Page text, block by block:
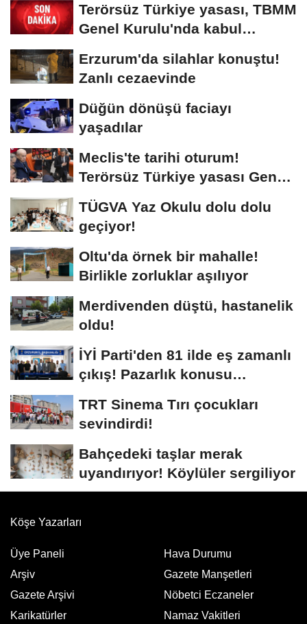
Terörsüz Türkiye yasası, TBMM
Genel Kurulu'nda kabul
Erzurum'da silahlar konuştu!
Zanlı cezaevinde
Düğün dönüşü faciayı
yaşadılar
Meclis'te tarihi oturum!
Terörsüz Türkiye yasası Genel
Kurul'da
TÜGVA Yaz Okulu dolu dolu
geçiyor!
Oltu'da örnek bir mahalle!
Birlikle zorluklar aşılıyor
Merdivenden düştü, hastanelik
oldu!
İYİ Parti'den 81 ilde eş zamanlı
çıkış! Pazarlık konusu
TRT Sinema Tırı çocukları
sevindirdi!
Bahçedeki taşlar merak
uyandırıyor! Köylüler sergiliyor
Köşe Yazarları
Üye Paneli
Arşiv
Gazete Arşivi
Karikatürler
Hava Durumu
Gazete Manşetleri
Nöbetci Eczaneler
Namaz Vakitleri